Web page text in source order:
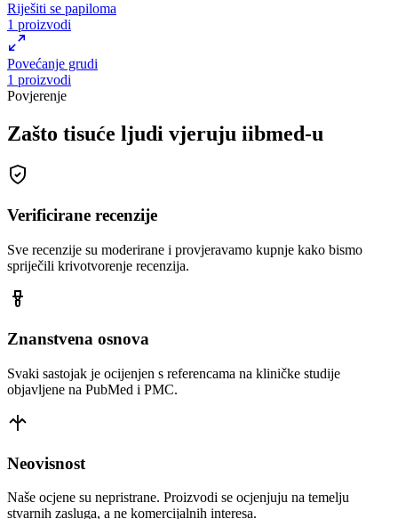
Riješiti se papiloma
1 proizvodi
Povećanje grudi
1 proizvodi
Povjerenje
Zašto tisuće ljudi vjeruju iibmed-u
Verificirane recenzije
Sve recenzije su moderirane i provjeravamo kupnje kako bismo
spriječili krivotvorenje recenzija.
Znanstvena osnova
Svaki sastojak je ocijenjen s referencama na kliničke studije
objavljene na PubMed i PMC.
Neovisnost
Naše ocjene su nepristrane. Proizvodi se ocjenjuju na temelju
stvarnih zasluga, a ne komercijalnih interesa.